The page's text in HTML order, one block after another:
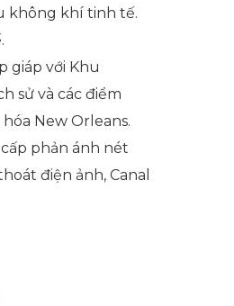
không khí tinh tế.
giáp với Khu
sử và các điểm
New Orleans.
phản ánh nét
điện ảnh, Canal